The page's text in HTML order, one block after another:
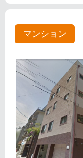
マンション